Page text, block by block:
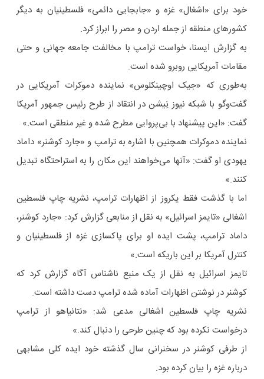
خود برای «اشغال» غزه و «جابجایی دائمی» فلسطینیان به دیگر
کشورهای منطقه از جمله اردن و مصر را ابراز کرد.
به گزارش ایسنا، خواست ترامپ با مخالفت جامعه جهانی و حتی
مقامات آمریکایی روبرو شده است.
به‌طوری که «جیک اوچینکلوس» نماینده دموکرات آمریکایی در
گفت‌وگو با شبکه نیوز نِیشن در انتقاد از طرح رئیس جمهور آمریکا
گفت: «این پیشنهاد با بی‌پروایی مطرح شده و غیر منطقی است.»
نماینده دموکرات همچنین با اشاره به ترامپ و «جارد کوشنر» داماد
یهودی او گفت: «آنها می‌خواهند این مکان را به استراحتگاه تبدیل
کنند.»
اما با گذشت فقط یکروز از اظهارات ترامپ، نشریه چاپ فلسطین
اشغالی «تایمز اسرائیل» به نقل از منابعی گزارش کرد: «جارد کوشنر،
داماد ترامپ، پشت ایده او برای پاکسازی غزه از فلسطینیان و
کنترل آمریکا بر این باریکه است.»
تایمز اسرائیل به نقل از یک منبع ناشناس آگاه گزارش کرد که
کوشنر در نوشتن اظهارات آماده شده ترامپ دست داشته است.
نشریه چاپ فلسطین اشغالی مدعی شد: «نتانیاهو از ترامپ
درخواست نکرده بود که چنین طرحی را دنبال کند.»
از طرفی کوشنر در سخنرانی سال گذشته خود ایده کلی مشابهی
درباره غزه را بیان کرده بود.